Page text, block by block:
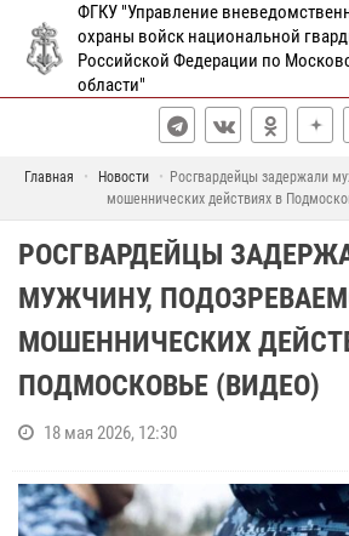
ФГКУ "Управление
охраны войск национальной
Российской Федерации по
области"
Главная Новости
Росгвардейцы задержали
мошеннических действиях в
РОСГВАРДЕЙЦЫ
МУЖЧИНУ,
МОШЕННИЧЕСКИХ
ПОДМОСКОВЬЕ (ВИДЕО)
18 мая 2026, 12:30